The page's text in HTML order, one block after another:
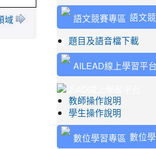
域
語文競
賽專區
題目及語音檔下載
AILEAD線上學習平台
教師操作說明
學生操作說明
數位學